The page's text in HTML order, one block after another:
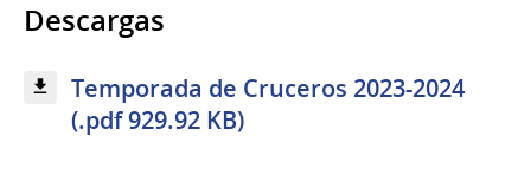
Descargas
Temporada de Cruceros 2023-2024
(.pdf 929.92 KB)